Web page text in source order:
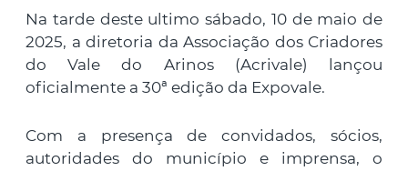
Na tarde deste ultimo sábado, 10 de maio de
2025, a diretoria da Associação dos Criadores
do Vale do Arinos (Acrivale) lançou
oficialmente a 30ª edição da Expovale.
Com a presença de convidados, sócios,
autoridades do município e imprensa, o